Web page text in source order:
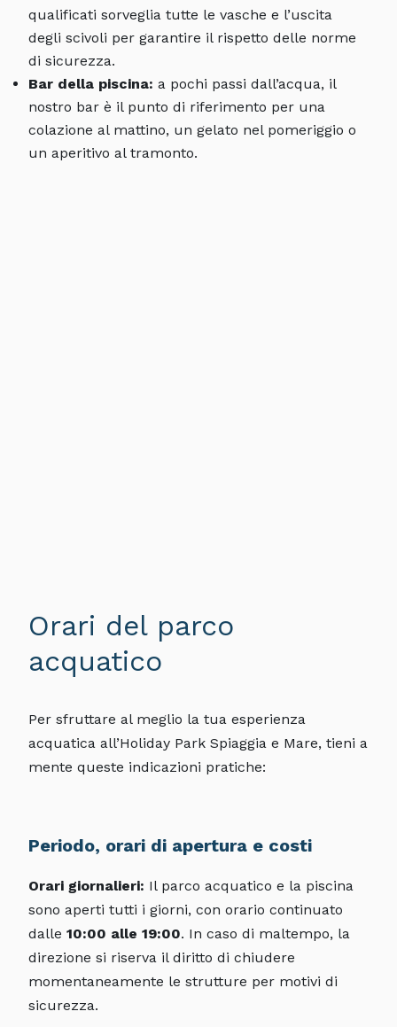
qualificati sorveglia tutte le vasche e l’uscita
degli scivoli per garantire il rispetto delle norme
di sicurezza.
Bar della piscina: a pochi passi dall’acqua, il
nostro bar è il punto di riferimento per una
colazione al mattino, un gelato nel pomeriggio o
un aperitivo al tramonto.
Orari del parco
acquatico
Per sfruttare al meglio la tua esperienza
acquatica all’Holiday Park Spiaggia e Mare, tieni a
mente queste indicazioni pratiche:
Periodo, orari di apertura e costi
Orari giornalieri: Il parco acquatico e la piscina
sono aperti tutti i giorni, con orario continuato
dalle 10:00 alle 19:00. In caso di maltempo, la
direzione si riserva il diritto di chiudere
momentaneamente le strutture per motivi di
sicurezza.